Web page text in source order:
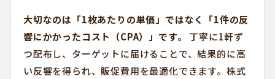
大切なのは「1枚あたりの単価」ではなく「1件の反
響にかかったコスト（CPA）」です。
丁寧に1軒ず
つ配布し、ターゲットに届けることで、結果的に高
い反響を得られ、販促費用を最適化できます。株式